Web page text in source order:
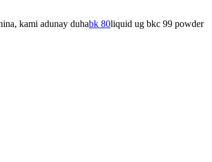
kami adunay duhabk 80liquid ug bkc 99 powder